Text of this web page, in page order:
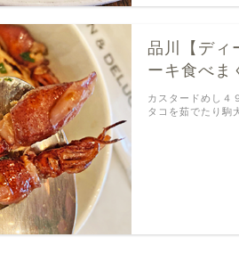
品川【ディ
ーキ食べま
カスタードめし４
タコを茹でたり駒